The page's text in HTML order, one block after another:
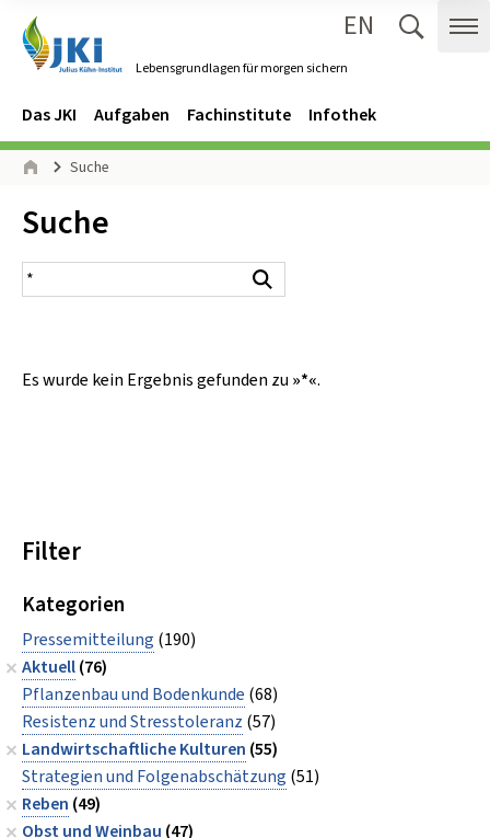
Lebensgrundlagen für morgen sichern
EN
Navigation
Hauptmenü
Das JKI Aufgaben Fachinstitute Infothek
Seitenpfad
Suche
Inhalt:
Suche
Suchergebnis
Es wurde kein Ergebnis gefunden zu »*«.
Filter
Kategorien
Pressemitteilung (190)
Aktuell(76)
Pflanzenbau und Bodenkunde (68)
Resistenz und Stresstoleranz (57)
Landwirtschaftliche Kulturen (55)
Strategien und Folgenabschätzung (51)
Reben (49)
Obst und Weinbau (47)